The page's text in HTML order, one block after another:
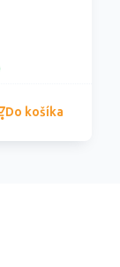
Do košíka